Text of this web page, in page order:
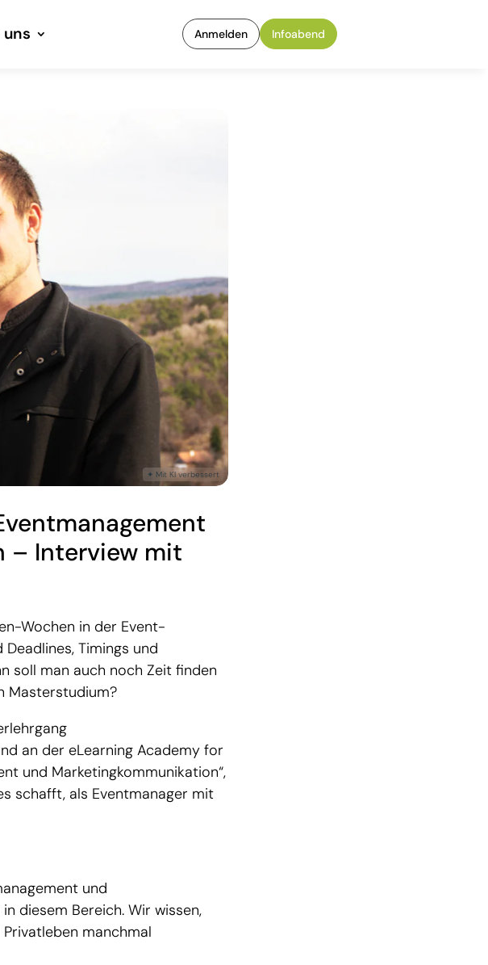
uns Anmelden Infoabend
– Interview mit
Wochen in der Event-
Timings und
soll man auch noch Zeit finden
Masterstudium?
an der eLearning Academy for
und Marketingkommunikation“,
schafft, als Eventmanager mit
und
diesem Bereich. Wir wissen,
manchmal